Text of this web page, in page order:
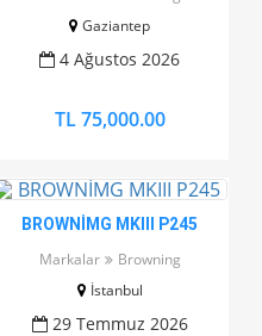
Gaziantep
4 Ağustos 2026
TL 75,000.00
BROWNİMG MKIII P245
Markalar
Browning
İstanbul
29 Temmuz 2026